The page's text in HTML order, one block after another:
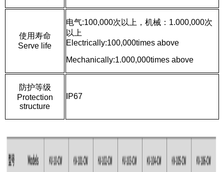
使用寿命
Serve life
电气:100,000次以上，机械：1.000,000次
以上
Electrically:100,000times above
Mechanically:1.000,000times above
防护等级
Protection
structure
IP67